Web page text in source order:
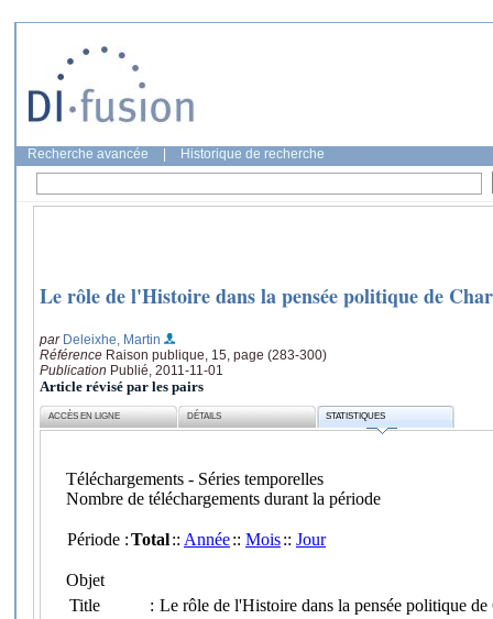
Recherche avancée Historique de recherche
Le rôle de l'Histoire dans la pensée politique de
par Deleixhe, Martin
Référence Raison publique, 15, page (283-300)
Publication Publié, 2011-11-01
Article révisé par les pairs
ACCÈS EN LIGNE DÉTAILS STATISTIQUES